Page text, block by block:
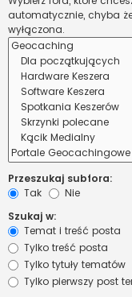
automatycznie, chyba
wyłączona.
Przeszukaj subfora:
Tak
Nie
Szukaj w:
Temat i treść posta
Tylko treść posta
Tylko tytuły tematów
Tylko pierwszy post